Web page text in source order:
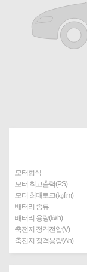
모터형식
모터 최고출력(PS)
모터 최대토크(㎏f.m)
배터리 종류
배터리 용량(㎾h)
축전지 정격전압(V)
축전지 정격용량(Ah)